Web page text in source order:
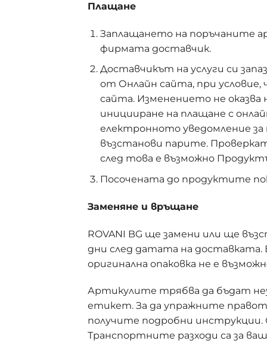
Плащане
Заплащането на поръчаните
фирмата доставчик.
Доставчикът на услуги си
от Онлайн сайта, при
сайта. Изменението не оказва
иницииране на плащане с
електронното уведомление
възстанови парите.
след това е възможно
Посочената до продуктите
Заменяне и връщане
ROVANI BG ще замени или ще
дни след датата на доставката.
оригинална опаковка не е
Артикулите трябва да бъдат
етикет. За да упражните
получите подробни инструкции.
Транспортните разходи са за